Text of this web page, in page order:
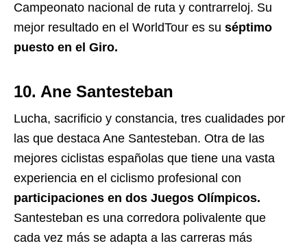
Campeonato nacional de ruta y contrarreloj. Su
mejor resultado en el WorldTour es su séptimo
puesto en el Giro.
10. Ane Santesteban
Lucha, sacrificio y constancia, tres cualidades por
las que destaca Ane Santesteban. Otra de las
mejores ciclistas españolas que tiene una vasta
experiencia en el ciclismo profesional con
participaciones en dos Juegos Olímpicos.
Santesteban es una corredora polivalente que
cada vez más se adapta a las carreras más